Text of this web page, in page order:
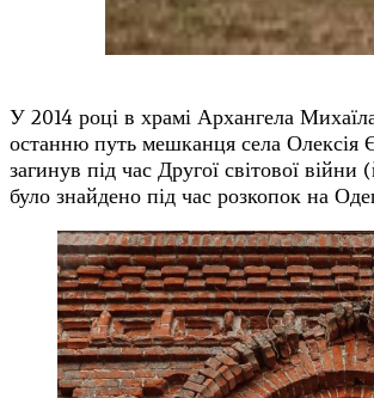
У 2014 році в храмі Архангела
останню путь мешканця села Олексія
загинув під час Другої світової війни
було знайдено під час розкопок на